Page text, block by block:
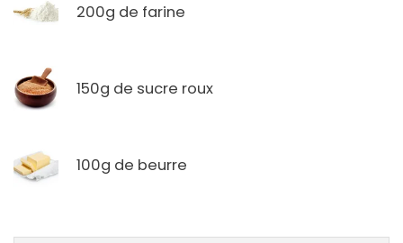
200g de farine
150g de sucre roux
100g de beurre